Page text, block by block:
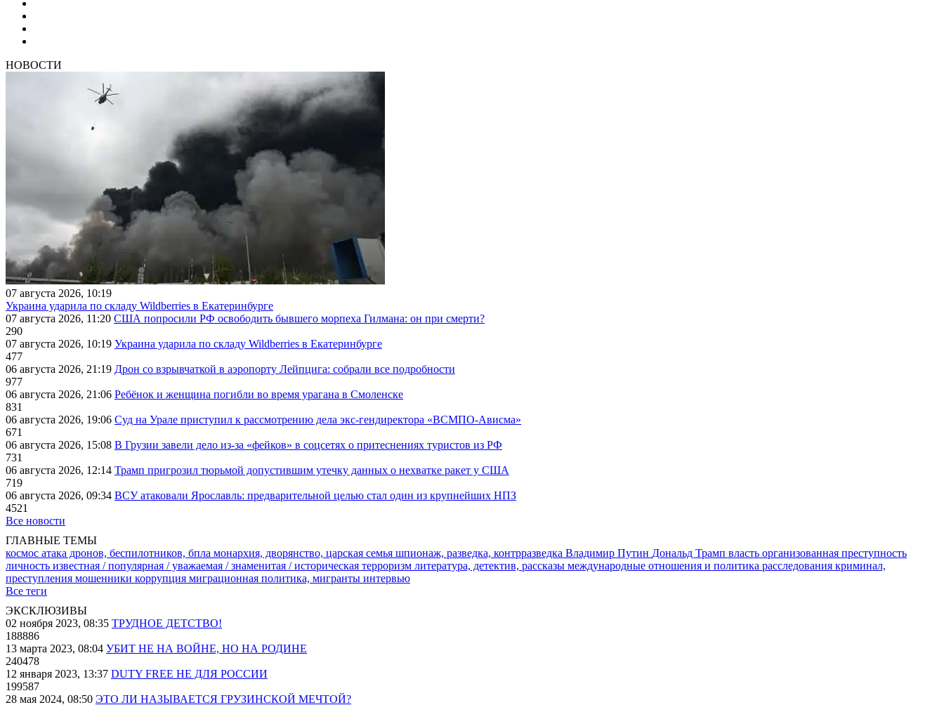
НОВОСТИ
07 августа 2026, 10:19
Украина ударила по складу Wildberries в Екатеринбурге
07 августа 2026, 11:20 США попросили РФ освободить бывшего морпеха Гилмана: он при смерти?
290
07 августа 2026, 10:19 Украина ударила по складу Wildberries в Екатеринбурге
477
06 августа 2026, 21:19 Дрон со взрывчаткой в аэропорту Лейпцига: собрали все подробности
977
06 августа 2026, 21:06 Ребёнок и женщина погибли во время урагана в Смоленске
831
06 августа 2026, 19:06 Суд на Урале приступил к рассмотрению дела экс-гендиректора «ВСМПО-Ависма»
671
06 августа 2026, 15:08 В Грузии завели дело из-за «фейков» в соцсетях о притеснениях туристов из РФ
731
06 августа 2026, 12:14 Трамп пригрозил тюрьмой допустившим утечку данных о нехватке ракет у США
719
06 августа 2026, 09:34 ВСУ атаковали Ярославль: предварительной целью стал один из крупнейших НПЗ
4521
Все новости
ГЛАВНЫЕ ТЕМЫ
космос атака дронов, беспилотников, бпла монархия, дворянство, царская семья шпионаж, разведка, контрразведка Владимир Путин Дональд Трамп власть организованная преступность
личность известная / популярная / уважаемая / знаменитая / историческая терроризм литература, детектив, рассказы международные отношения и политика расследования криминал,
преступления мошенники коррупция миграционная политика, мигранты интервью
Все теги
ЭКСКЛЮЗИВЫ
02 ноября 2023, 08:35 ТРУДНОЕ ДЕТСТВО!
188886
13 марта 2023, 08:04 УБИТ НЕ НА ВОЙНЕ, НО НА РОДИНЕ
240478
12 января 2023, 13:37 DUTY FREE НЕ ДЛЯ РОССИИ
199587
28 мая 2024, 08:50 ЭТО ЛИ НАЗЫВАЕТСЯ ГРУЗИНСКОЙ МЕЧТОЙ?